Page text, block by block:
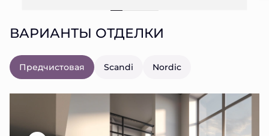
ВАРИАНТЫ ОТДЕЛКИ
Предчистовая Scandi Nordic